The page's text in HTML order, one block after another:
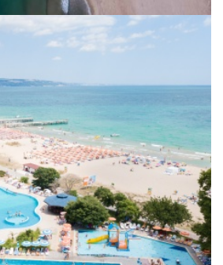
2026 - Deluxe &